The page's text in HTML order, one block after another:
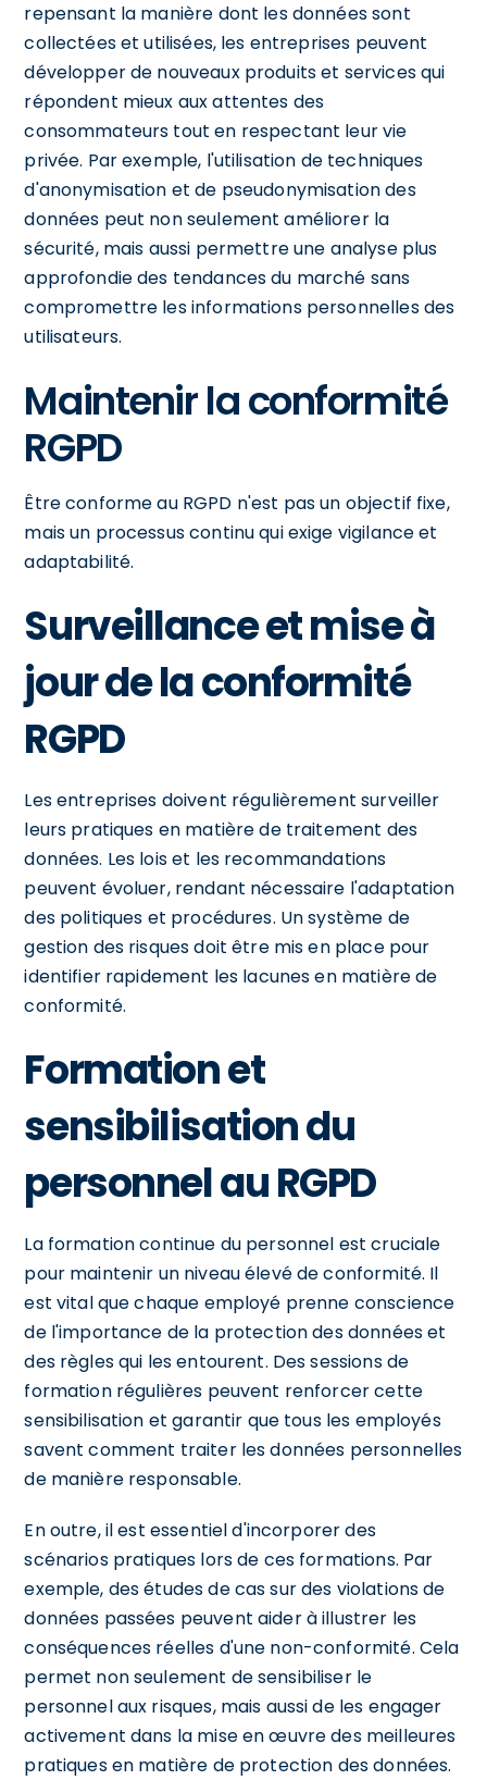
repensant la manière dont les données sont
collectées et utilisées, les entreprises peuvent
développer de nouveaux produits et services qui
répondent mieux aux attentes des
consommateurs tout en respectant leur vie
privée. Par exemple, l'utilisation de techniques
d'anonymisation et de pseudonymisation des
données peut non seulement améliorer la
sécurité, mais aussi permettre une analyse plus
approfondie des tendances du marché sans
compromettre les informations personnelles des
utilisateurs.
Maintenir la conformité
RGPD
Être conforme au RGPD n'est pas un objectif fixe,
mais un processus continu qui exige vigilance et
adaptabilité.
Surveillance et mise à
jour de la conformité
RGPD
Les entreprises doivent régulièrement surveiller
leurs pratiques en matière de traitement des
données. Les lois et les recommandations
peuvent évoluer, rendant nécessaire l'adaptation
des politiques et procédures. Un système de
gestion des risques doit être mis en place pour
identifier rapidement les lacunes en matière de
conformité.
Formation et
sensibilisation du
personnel au RGPD
La formation continue du personnel est cruciale
pour maintenir un niveau élevé de conformité. Il
est vital que chaque employé prenne conscience
de l'importance de la protection des données et
des règles qui les entourent. Des sessions de
formation régulières peuvent renforcer cette
sensibilisation et garantir que tous les employés
savent comment traiter les données personnelles
de manière responsable.
En outre, il est essentiel d'incorporer des
scénarios pratiques lors de ces formations. Par
exemple, des études de cas sur des violations de
données passées peuvent aider à illustrer les
conséquences réelles d'une non-conformité. Cela
permet non seulement de sensibiliser le
personnel aux risques, mais aussi de les engager
activement dans la mise en œuvre des meilleures
pratiques en matière de protection des données.